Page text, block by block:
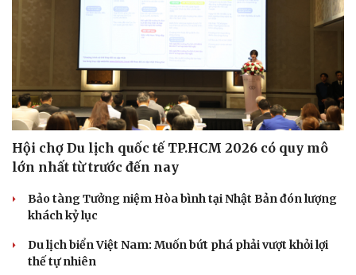
Câu chuyện thời sự
Cửa sổ tình yêu
Kể chuyện cho bé
Hạt giống tâm hồn
Hội chợ Du lịch quốc tế TP.HCM 2026 có quy mô
lớn nhất từ trước đến nay
Bảo tàng Tưởng niệm Hòa bình tại Nhật Bản đón lượng
khách kỷ lục
Du lịch biển Việt Nam: Muốn bứt phá phải vượt khỏi lợi
thế tự nhiên